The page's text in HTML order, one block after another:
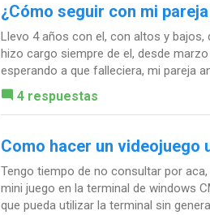
¿Cómo seguir con mi
Llevo 4 años con el, con altos y
hizo cargo siempre de el, desde
esperando a que falleciera, mi pareja
4 respuestas
Como hacer un videojuego
Tengo tiempo de no consultar por
mini juego en la terminal de windows
que pueda utilizar la terminal sin